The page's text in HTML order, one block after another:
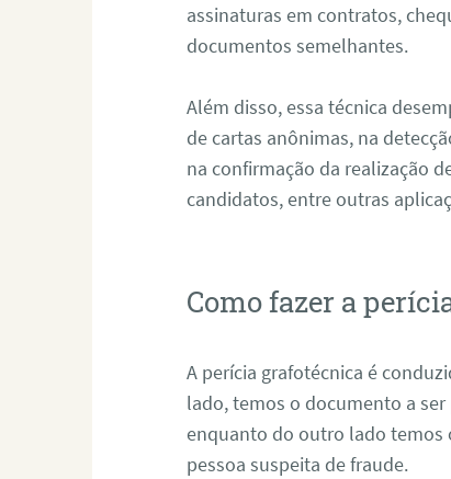
assinaturas em contratos,
documentos semelhantes.
Além disso, essa técnica
de cartas anônimas, na
na confirmação da realização
candidatos, entre outras
Como fazer a
A perícia grafotécnica é
lado, temos o documento a
enquanto do outro lado temos
pessoa suspeita de fraude.